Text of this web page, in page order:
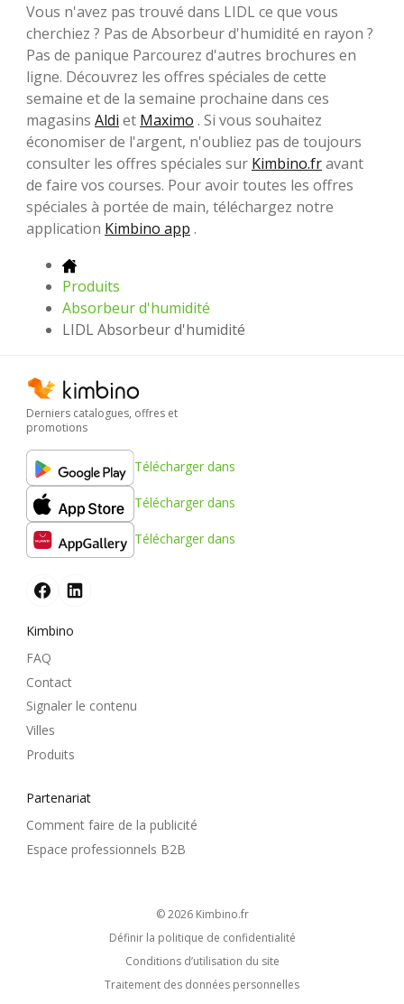
Vous n'avez pas trouvé dans LIDL ce que vous
cherchiez ? Pas de Absorbeur d'humidité en rayon ?
Pas de panique Parcourez d'autres brochures en
ligne. Découvrez les offres spéciales de cette
semaine et de la semaine prochaine dans ces
magasins Aldi et Maximo . Si vous souhaitez
économiser de l'argent, n'oubliez pas de toujours
consulter les offres spéciales sur Kimbino.fravant
de faire vos courses. Pour avoir toutes les offres
spéciales à portée de main, téléchargez notre
application Kimbino app .
Produits
Absorbeur d'humidité
LIDL Absorbeur d'humidité
Derniers catalogues, offres et
promotions
Télécharger dans
Télécharger dans
Télécharger dans
Kimbino
FAQ
Contact
Signaler le contenu
Villes
Produits
Partenariat
Comment faire de la publicité
Espace professionnels B2B
© 2026 kimbino.fr
Définir la politique de confidentialité
Conditions d’utilisation du site
Traitement des données personnelles